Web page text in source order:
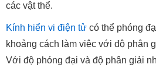
các vật thể.
Kính hiển vi điện tử có thể phóng
khoảng cách làm việc với độ phân
Với độ phóng đại và độ phân giải